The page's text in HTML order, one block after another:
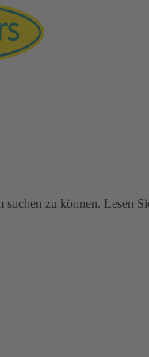
zu können. Lesen